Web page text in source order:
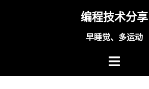
编程技术分享
早睡觉、多运动